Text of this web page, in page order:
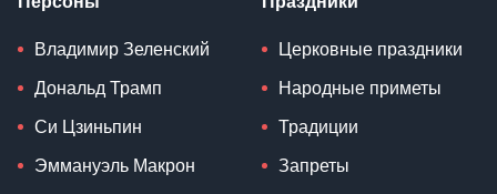
Владимир Зеленский
Дональд Трамп
Си Цзиньпин
Эммануэль Макрон
Церковные праздники
Народные приметы
Традиции
Запреты